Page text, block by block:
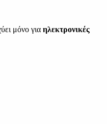
μόνο για ηλεκτρονικές